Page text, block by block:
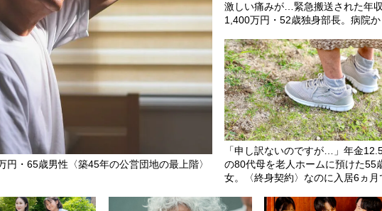
・65歳男性〈築45年の公営団地の最上階〉
激しい痛みが…緊急搬送された年
1,400万円・52歳独身部長。病院
話したワケ
「申し訳ないのですが…」年金
の80代母を老人ホームに預けた55
女。〈終身契約〉なのに入居6ヵ月
くそうに告げたひと言【社労士FP